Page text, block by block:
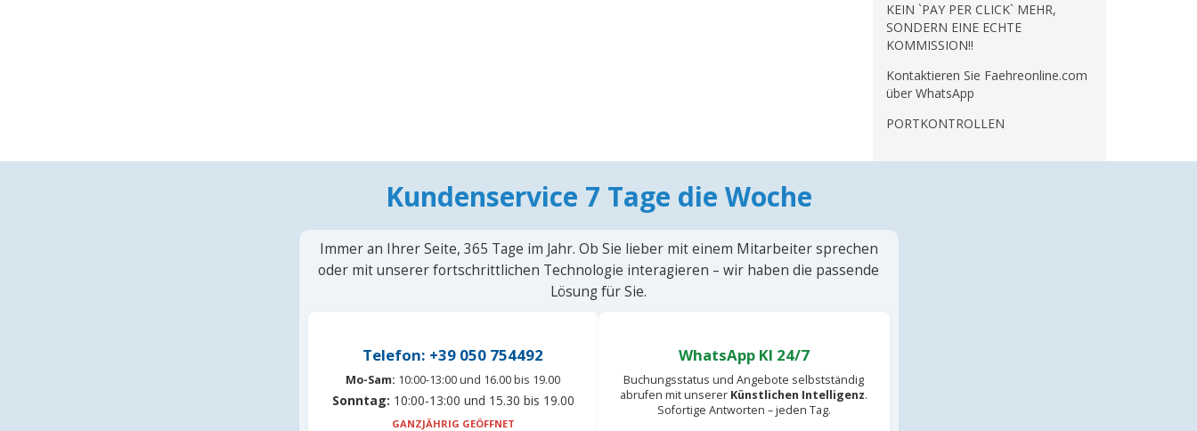
KEIN `PAY PER CLICK` MEHR,
SONDERN EINE ECHTE
KOMMISSION!!
Kontaktieren Sie Faehreonline.com
über WhatsApp
PORTKONTROLLEN
Kundenservice 7 Tage die Woche
Immer an Ihrer Seite, 365 Tage im Jahr. Ob Sie lieber mit einem Mitarbeiter sprechen
oder mit unserer fortschrittlichen Technologie interagieren – wir haben die passende
Lösung für Sie.
Telefon: +39 050 754492
Mo-Sam: 10:00-13:00 und 16.00 bis 19.00
Sonntag: 10:00-13:00 und 15.30 bis 19.00
GANZJÄHRIG GEÖFFNET
WhatsApp KI 24/7
Buchungsstatus und Angebote selbstständig
abrufen mit unserer Künstlichen Intelligenz.
Sofortige Antworten – jeden Tag.